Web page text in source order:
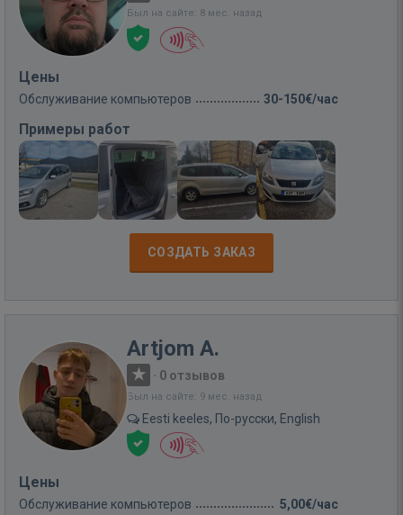
Был на сайте: 8 мес. назад
Цены
Обслуживание компьютеров 30-150€/час
Примеры работ
СОЗДАТЬ ЗАКАЗ
Artjom A.
· 0 отзывов
Был на сайте: 9 мес. назад
Eesti keeles, По-русски, English
Цены
Обслуживание компьютеров 5,00€/час